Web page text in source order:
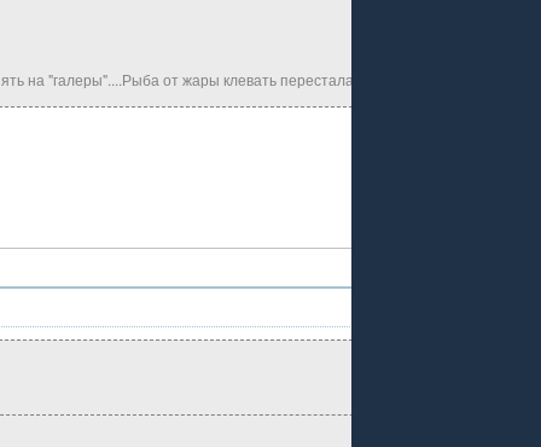
на "галеры"....Рыба от жары клевать перестала и я решил сделать